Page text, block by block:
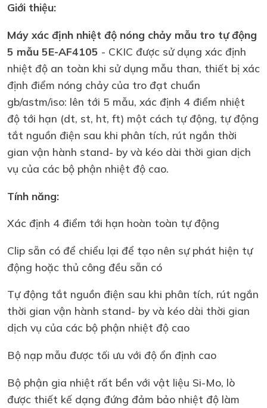
Giới thiệu:
Máy xác định nhiệt độ nóng chảy mẫu tro tự động
5 mẫu 5E-AF4105 - CKIC được sử dụng xác định
nhiệt độ an toàn khi sử dụng mẫu than, thiết bị xác
định điểm nóng chảy của tro đạt chuẩn
gb/astm/iso: lên tới 5 mẫu, xác định 4 điểm nhiệt
độ tới hạn (dt, st, ht, ft) một cách tự động, tự động
tắt nguồn điện sau khi phân tích, rút ngắn thời
gian vận hành stand- by và kéo dài thời gian dịch
vụ của các bộ phận nhiệt độ cao.
Tính năng:
Xác định 4 điểm tới hạn hoàn toàn tự động
Clip sẵn có để chiểu lại để tạo nên sự phát hiện tự
động hoặc thủ công đều sẵn có
Tự động tắt nguồn điện sau khi phân tích, rút ngắn
thời gian vận hành stand- by và kéo dài thời gian
dịch vụ của các bộ phận nhiệt độ cao
Bộ nạp mẫu được tối ưu với độ ổn định cao
Bộ phận gia nhiệt rất bền với vật liệu Si-Mo, lò
được thiết kế dạng đứng đảm bảo nhiệt độ làm